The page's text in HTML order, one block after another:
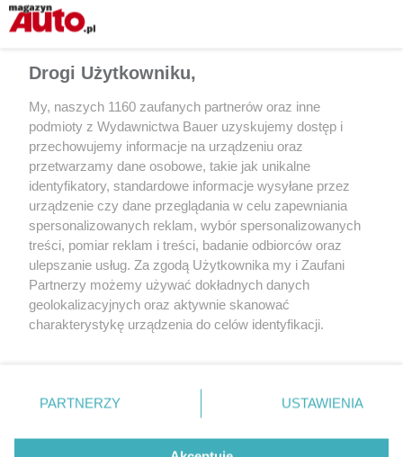
CZYTAJ TAKŻE
Drogi Użytkowniku,
My, naszych 1160 zaufanych partnerów oraz inne
podmioty z Wydawnictwa Bauer uzyskujemy dostęp i
przechowujemy informacje na urządzeniu oraz
przetwarzamy dane osobowe, takie jak unikalne
identyfikatory, standardowe informacje wysyłane przez
urządzenie czy dane przeglądania w celu zapewniania
spersonalizowanych reklam, wybór spersonalizowanych
treści, pomiar reklam i treści, badanie odbiorców oraz
ulepszanie usług. Za zgodą Użytkownika my i Zaufani
Partnerzy możemy używać dokładnych danych
geolokalizacyjnych oraz aktywnie skanować
charakterystykę urządzenia do celów identyfikacji.
zmienić/wycofać klikając przycisk ustawień prywatności
znajdujący się w lewym dolnym rogu strony
rodzaje przetwarzania danych nie wymagają zgody
PARTNERZY USTAWIENIA